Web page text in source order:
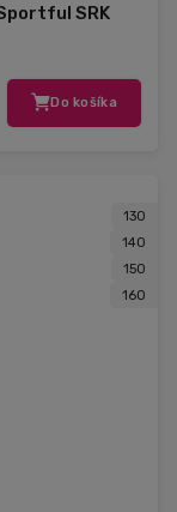
SRK
Do košíka
130
140
150
160